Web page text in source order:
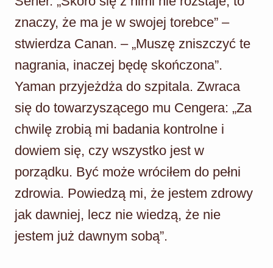
znaczy, że ma je w swojej torebce” –
stwierdza Canan. – „Muszę zniszczyć te
nagrania, inaczej będę skończona”.
Yaman przyjeżdża do szpitala. Zwraca
się do towarzyszącego mu Cengera: „Za
chwilę zrobią mi badania kontrolne i
dowiem się, czy wszystko jest w
porządku. Być może wróciłem do pełni
zdrowia. Powiedzą mi, że jestem zdrowy
jak dawniej, lecz nie wiedzą, że nie
jestem już dawnym sobą”.